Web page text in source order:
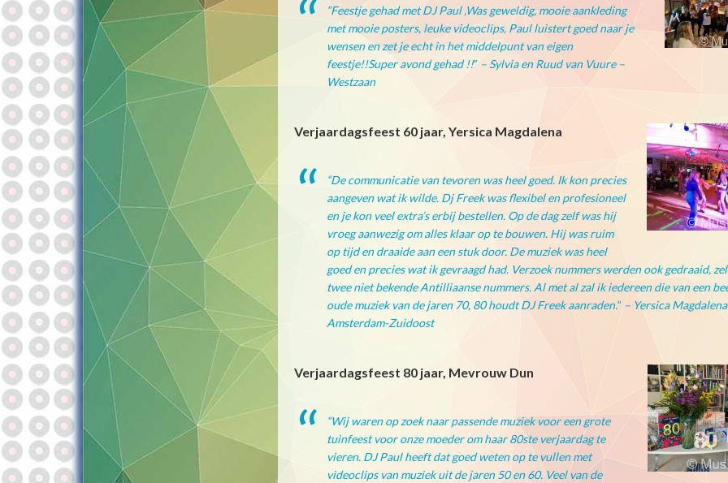
“Feestje gehad met DJ Paul ,Was geweldig, mooie aankleding
met mooie posters, leuke videoclips, Paul luistert goed naar je
wensen en zet je echt in het middelpunt van eigen
feestje!!Super avond gehad !!” – Sylvia en Ruud van Vuure –
Westzaan
Verjaardagsfeest 60 jaar, Yersica Magdalena
“De communicatie van tevoren was heel goed. Ik kon precies
aangeven wat ik wilde. Dj Freek was flexibel en profesioneel
en je kon veel extra’s erbij bestellen. Op de dag zelf was hij
vroeg aanwezig om alles klaar op te bouwen. Hij was ruim
op tijd en draaide aan een stuk door. De muziek was heel
goed en precies wat ik gevraagd had. Verzoek nummers werden ook gedraaid,
twee niet bekende Antilliaanse nummers. Al met al zal ik iedereen die van een
oude muziek van de jaren 70, 80 houdt DJ Freek aanraden.” – Yersica
Amsterdam-Zuidoost
Verjaardagsfeest 80 jaar, Mevrouw Dun
“Wij waren op zoek naar passende muziek voor een grote
tuinfeest voor onze moeder om haar 80ste verjaardag te
vieren. DJ Paul heeft dat goed weten op te vullen met
videoclips van muziek uit de jaren 50en 60. Veel van de